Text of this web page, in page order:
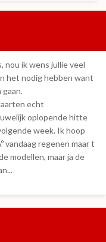
nou ik wens jullie veel
het nodig hebben want
echt
oplopende hitte
week. Ik hoop
vandaag regenen maar t
modellen, maar ja de